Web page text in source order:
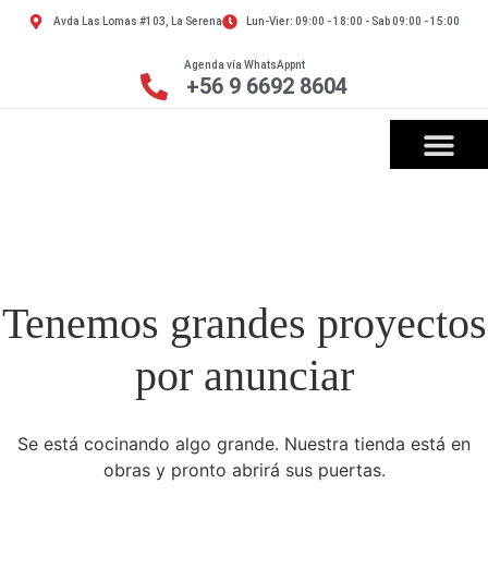
Avda Las Lomas #103, La Serena Lun-Vier: 09:00 - 18:00 - Sab 09:00 - 15:00
Agenda vía WhatsAppnt
+56 9 6692 8604
Tenemos grandes proyectos
por anunciar
Se está cocinando algo grande. Nuestra tienda está en
obras y pronto abrirá sus puertas.